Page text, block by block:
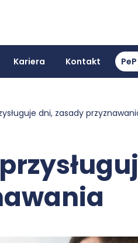
Kariera Kontakt
dni, zasady